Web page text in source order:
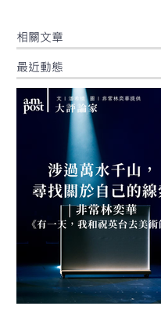
​相關文章
最近動態